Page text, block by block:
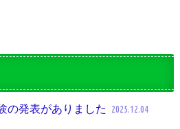
の発表がありました 2025.12.04